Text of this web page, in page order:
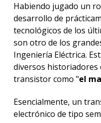
Habiendo jugado un
desarrollo de
tecnológicos de los
son otro de los
Ingeniería Eléctrica.
diversos historiadores
transistor como "el
Esencialmente, un
electrónico de tipo